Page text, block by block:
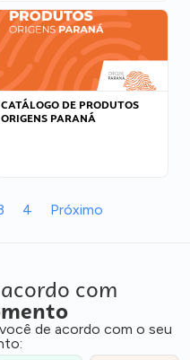
CATÁLOGO DE PRODUTOS
ORIGENS PARANÁ
4 Próximo
com
de acordo com o seu